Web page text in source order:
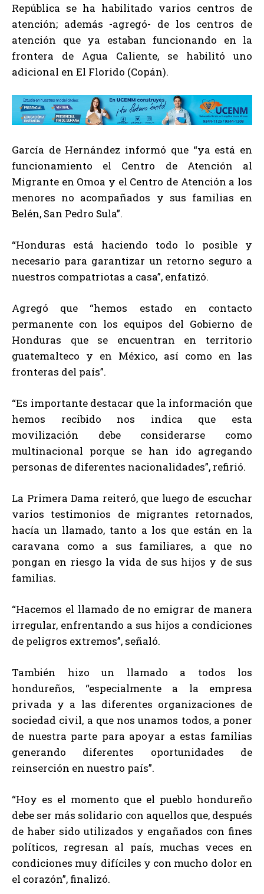
República se ha habilitado varios centros de
atención; además -agregó- de los centros de
atención que ya estaban funcionando en la
frontera de Agua Caliente, se habilitó uno
adicional en El Florido (Copán).
García de Hernández informó que “ya está en
funcionamiento el Centro de Atención al
Migrante en Omoa y el Centro de Atención a los
menores no acompañados y sus familias en
Belén, San Pedro Sula”.
“Honduras está haciendo todo lo posible y
necesario para garantizar un retorno seguro a
nuestros compatriotas a casa”, enfatizó.
Agregó que “hemos estado en contacto
permanente con los equipos del Gobierno de
Honduras que se encuentran en territorio
guatemalteco y en México, así como en las
fronteras del país”.
“Es importante destacar que la información que
hemos recibido nos indica que esta
movilización debe considerarse como
multinacional porque se han ido agregando
personas de diferentes nacionalidades”, refirió.
La Primera Dama reiteró, que luego de escuchar
varios testimonios de migrantes retornados,
hacía un llamado, tanto a los que están en la
caravana como a sus familiares, a que no
pongan en riesgo la vida de sus hijos y de sus
familias.
“Hacemos el llamado de no emigrar de manera
irregular, enfrentando a sus hijos a condiciones
de peligros extremos”, señaló.
También hizo un llamado a todos los
hondureños, “especialmente a la empresa
privada y a las diferentes organizaciones de
sociedad civil, a que nos unamos todos, a poner
de nuestra parte para apoyar a estas familias
generando diferentes oportunidades de
reinserción en nuestro país”.
“Hoy es el momento que el pueblo hondureño
debe ser más solidario con aquellos que, después
de haber sido utilizados y engañados con fines
políticos, regresan al país, muchas veces en
condiciones muy difíciles y con mucho dolor en
el corazón”, finalizó.